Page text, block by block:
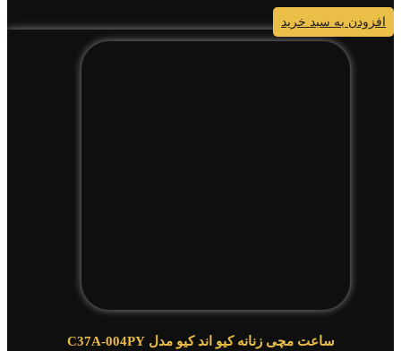
افزودن به سبد خرید
ساعت مچی زنانه کیو اند کیو مدل C37A-004PY